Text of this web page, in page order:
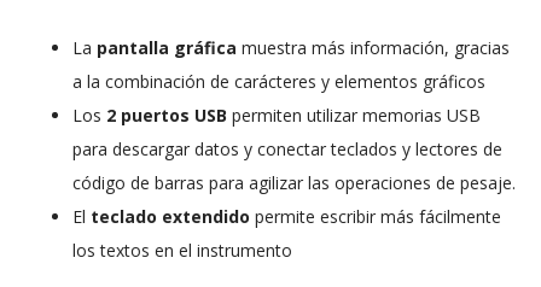
La pantalla gráfica muestra más información, gracias
a la combinación de carácteres y elementos gráficos
Los 2 puertos USB permiten utilizar memorias USB
para descargar datos y conectar teclados y lectores de
código de barras para agilizar las operaciones de pesaje.
El teclado extendido permite escribir más fácilmente
los textos en el instrumento